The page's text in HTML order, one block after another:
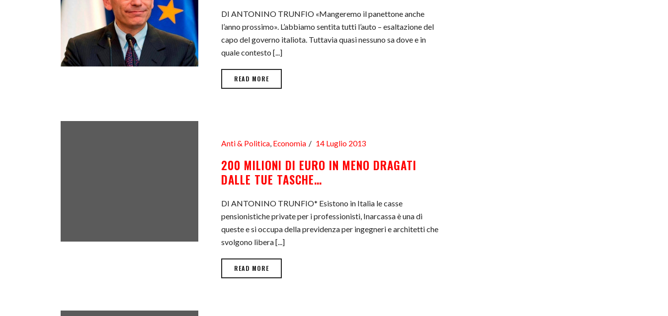
DI ANTONINO TRUNFIO «Mangeremo il panettone anche
l’anno prossimo». L’abbiamo sentita tutti l’auto – esaltazione del
capo del governo italiota. Tuttavia quasi nessuno sa dove e in
quale contesto [...]
READ MORE
Anti & Politica, Economia 14 Luglio 2013
200 MILIONI DI EURO IN MENO DRAGATI
DALLE TUE TASCHE…
DI ANTONINO TRUNFIO* Esistono in Italia le casse
pensionistiche private per i professionisti, Inarcassa è una di
queste e si occupa della previdenza per ingegneri e architetti che
svolgono libera [...]
READ MORE